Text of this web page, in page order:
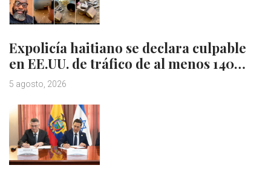
Expolicía haitiano se declara culpable
en EE.UU. de tráfico de al menos 140…
5 agosto, 2026